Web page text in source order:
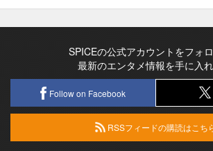
SPICEの公式アカウントをフォ
最新のエンタメ情報を手に入
Follow on Facebook
RSSフィードの購読はこち